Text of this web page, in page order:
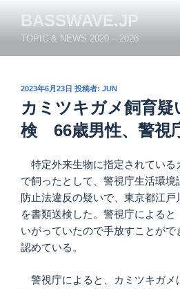
ン
BASSWAVE.JP
TOPIC & NEWS 2020 – 2026
投
日:
2023年6月23日 投稿者: JUN
カミツキガメ飼育疑
検 66歳男性、警視
特定外来生物に指定されている
で飼ったとして、警視庁生活環
防止法違反の疑いで、東京都江戸
を書類送検した。警視庁による
いがっていたので手放すことがで
認めている。
警視庁によると、カミツキガメ